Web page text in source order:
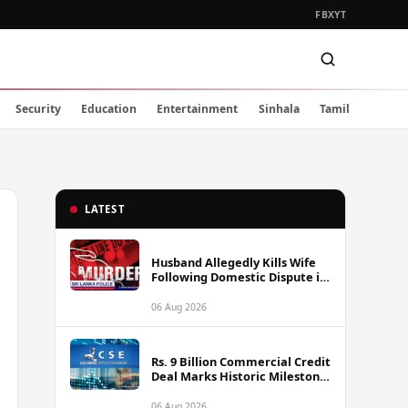
FBXYT
Security Education Entertainment Sinhala Tamil
LATEST
Husband Allegedly Kills Wife
Following Domestic Dispute in
06 Aug 2026
Rs. 9 Billion Commercial Credit
Deal Marks Historic Milestone